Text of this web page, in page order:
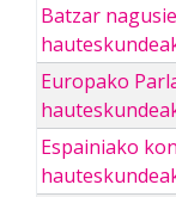
Batzar
Europako
Espainiako